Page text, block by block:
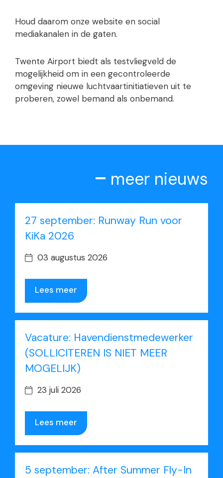
Houd daarom onze website en social
mediakanalen in de gaten.
Twente Airport biedt als testvliegveld de
mogelijkheid om in een gecontroleerde
omgeving nieuwe luchtvaartinitiatieven uit te
proberen, zowel bemand als onbemand.
meer nieuws
27 september: Runway Run voor
KiKa 2026
03 augustus 2026
Lees meer
Vacature: Havendienstmedewerker
(SOLLICITEREN IS NIET MEER
MOGELIJK)
23 juli 2026
Lees meer
5 september: After Summer Fly-In